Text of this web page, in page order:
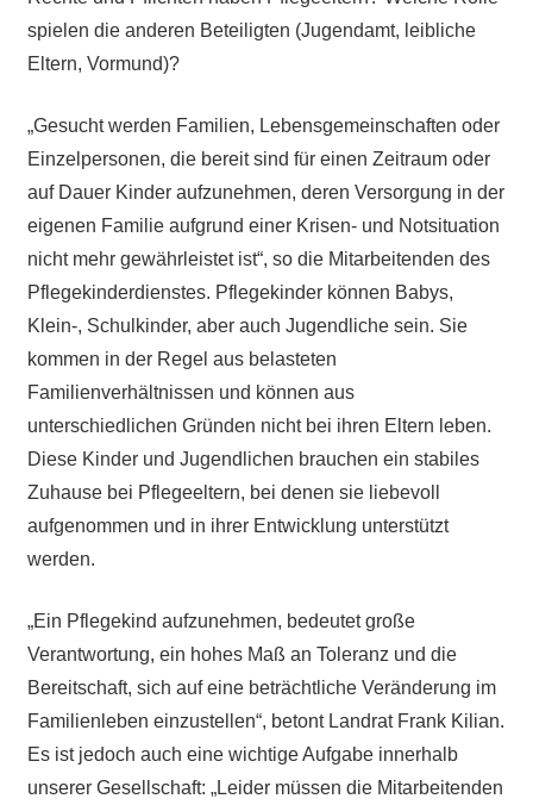
spielen die anderen Beteiligten (Jugendamt, leibliche
Eltern, Vormund)?
„Gesucht werden Familien, Lebensgemeinschaften oder
Einzelpersonen, die bereit sind für einen Zeitraum oder
auf Dauer Kinder aufzunehmen, deren Versorgung in der
eigenen Familie aufgrund einer Krisen- und Notsituation
nicht mehr gewährleistet ist“, so die Mitarbeitenden des
Pflegekinderdienstes. Pflegekinder können Babys,
Klein-, Schulkinder, aber auch Jugendliche sein. Sie
kommen in der Regel aus belasteten
Familienverhältnissen und können aus
unterschiedlichen Gründen nicht bei ihren Eltern leben.
Diese Kinder und Jugendlichen brauchen ein stabiles
Zuhause bei Pflegeeltern, bei denen sie liebevoll
aufgenommen und in ihrer Entwicklung unterstützt
werden.
„Ein Pflegekind aufzunehmen, bedeutet große
Verantwortung, ein hohes Maß an Toleranz und die
Bereitschaft, sich auf eine beträchtliche Veränderung im
Familienleben einzustellen“, betont Landrat Frank Kilian.
Es ist jedoch auch eine wichtige Aufgabe innerhalb
unserer Gesellschaft: „Leider müssen die Mitarbeitenden